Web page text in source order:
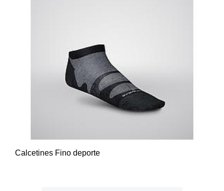
Calcetines Fino deporte